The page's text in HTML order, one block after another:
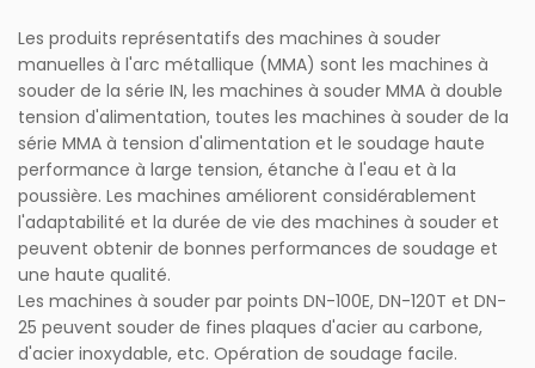
Les produits représentatifs des machines à souder
manuelles à l'arc métallique (MMA) sont les machines à
souder de la série IN, les machines à souder MMA à double
tension d'alimentation, toutes les machines à souder de la
série MMA à tension d'alimentation et le soudage haute
performance à large tension, étanche à l'eau et à la
poussière. Les machines améliorent considérablement
l'adaptabilité et la durée de vie des machines à souder et
peuvent obtenir de bonnes performances de soudage et
une haute qualité.
Les machines à souder par points DN-100E, DN-120T et DN-
25 peuvent souder de fines plaques d'acier au carbone,
d'acier inoxydable, etc. Opération de soudage facile.